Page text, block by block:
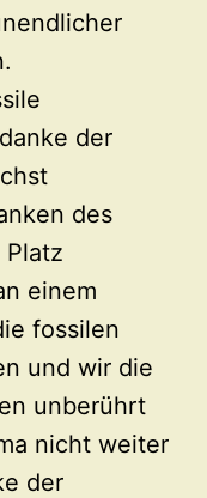
der
des
Platz
einem
fossilen
und wir die
unberührt
nicht weiter
der